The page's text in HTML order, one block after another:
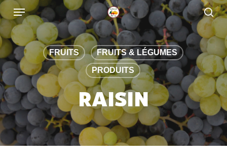
Skip
to
main
content
FRUITS FRUITS & LÉGUMES
PRODUITS
RAISIN